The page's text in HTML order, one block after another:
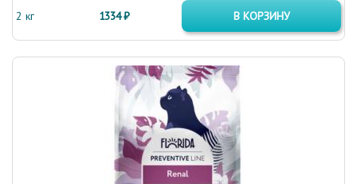
2 кг 1334 ₽ В КОРЗИНУ